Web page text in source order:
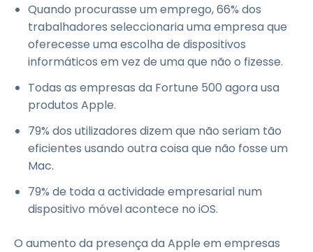
Quando procurasse um emprego, 66% dos
trabalhadores seleccionaria uma empresa que
oferecesse uma escolha de dispositivos
informáticos em vez de uma que não o fizesse.
Todas as empresas da Fortune 500 agora usa
produtos Apple.
79% dos utilizadores dizem que não seriam tão
eficientes usando outra coisa que não fosse um
Mac.
79% de toda a actividade empresarial num
dispositivo móvel acontece no iOS.
O aumento da presença da Apple em empresas